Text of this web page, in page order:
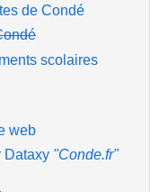
de Condé
scolaires
web
Dataxy "Conde.fr"